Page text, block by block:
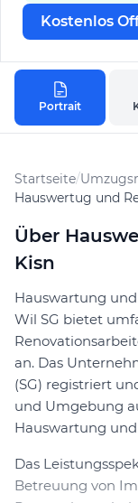
Kostenlos
Portrait
Startseite/
Hauswertug und
Über
Kisn
Hauswartung
Wil SG bietet
an. Das
(SG) registriert
und Umgebung
Hauswartung
Das
Betreuung von